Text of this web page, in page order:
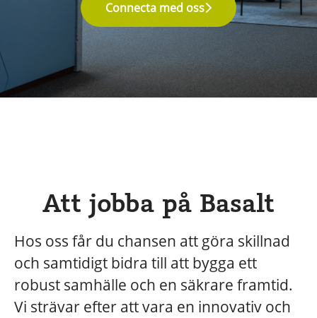
Connecta med oss
Att jobba på Basalt
Hos oss får du chansen att göra skillnad
och samtidigt bidra till att bygga ett
robust samhälle och en säkrare framtid.
Vi strävar efter att vara en innovativ och